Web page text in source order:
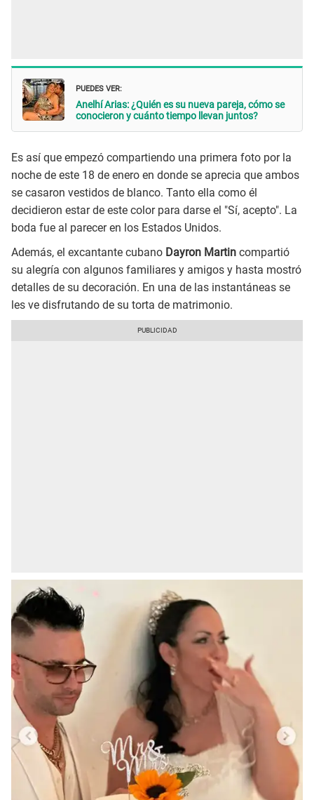
PUEDES VER:
Anelhí Arias: ¿Quién es su nueva pareja, cómo se
conocieron y cuánto tiempo llevan juntos?
Es así que empezó compartiendo una primera foto por la
noche de este 18 de enero en donde se aprecia que ambos
se casaron vestidos de blanco. Tanto ella como él
decidieron estar de este color para darse el "Sí, acepto". La
boda fue al parecer en los Estados Unidos.
Además, el excantante cubano Dayron Martin compartió
su alegría con algunos familiares y amigos y hasta mostró
detalles de su decoración. En una de las instantáneas se
les ve disfrutando de su torta de matrimonio.